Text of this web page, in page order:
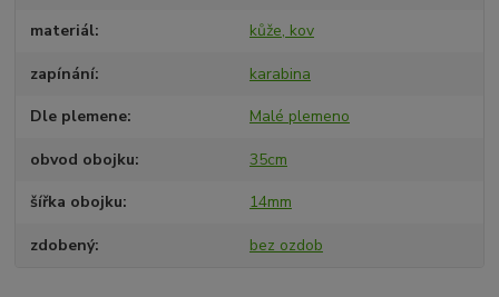
materiál kůže, kov
zapínání karabina
Dle plemene Malé plemeno
obvod obojku 35cm
šířka obojku 14mm
zdobený bez ozdob